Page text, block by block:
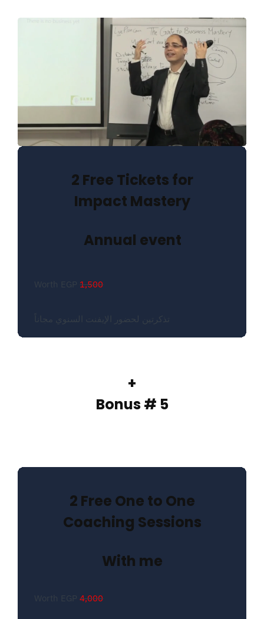
2 Free Tickets for
Impact Mastery
Annual event
Worth EGP 1,500
تذكرتين لحضور الإيفنت السنوي مجاناً
+
Bonus # 5
2 Free One to One
Coaching Sessions
With me
Worth EGP4,000